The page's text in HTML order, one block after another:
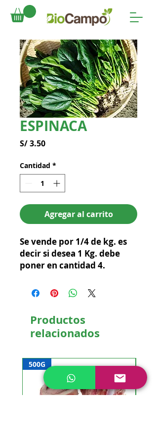
ESPINACA
S/ 3.50Precio
Cantidad *
Agregar al carrito
Se vende por 1/4 de kg. es
decir si desea 1 Kg. debe
poner en cantidad 4.
Productos
relacionados
500G